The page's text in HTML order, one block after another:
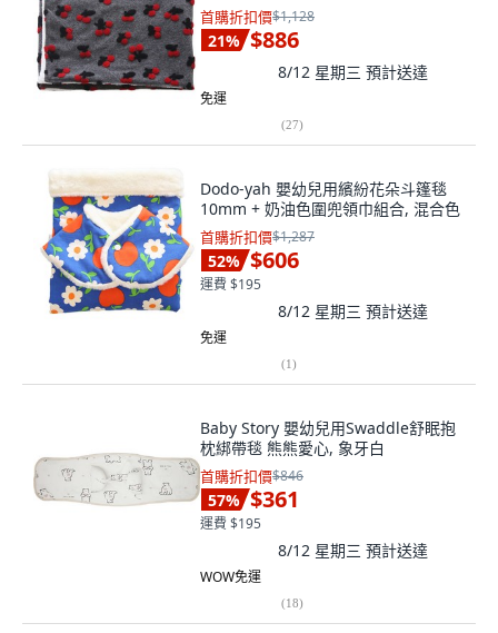
首購折扣價$1,128
21% $886
8/12 星期三 預計送達
免運
(27)
Dodo-yah 嬰幼兒用繽紛花朵斗篷毯
10mm + 奶油色圍兜領巾組合, 混合色
首購折扣價$1,287
52% $606
運費 $195
8/12 星期三 預計送達
免運
(1)
Baby Story 嬰幼兒用Swaddle舒眠抱
枕綁帶毯 熊熊愛心, 象牙白
首購折扣價$846
57% $361
運費 $195
8/12 星期三 預計送達
WOW免運
(18)